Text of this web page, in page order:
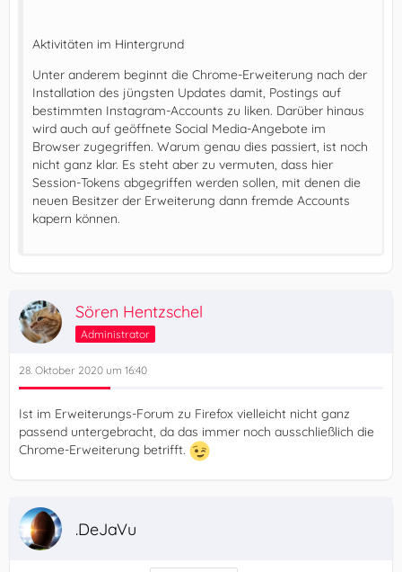
Aktivitäten im Hintergrund
Unter anderem beginnt die Chrome-Erweiterung nach der
Installation des jüngsten Updates damit, Postings auf
bestimmten Instagram-Accounts zu liken. Darüber hinaus
wird auch auf geöffnete Social Media-Angebote im
Browser zugegriffen. Warum genau dies passiert, ist noch
nicht ganz klar. Es steht aber zu vermuten, dass hier
Session-Tokens abgegriffen werden sollen, mit denen die
neuen Besitzer der Erweiterung dann fremde Accounts
kapern können.
Sören Hentzschel
Administrator
28. Oktober 2020 um 16:40
Ist im Erweiterungs-Forum zu Firefox vielleicht nicht ganz
passend untergebracht, da das immer noch ausschließlich die
Chrome-Erweiterung betrifft.
.DeJaVu